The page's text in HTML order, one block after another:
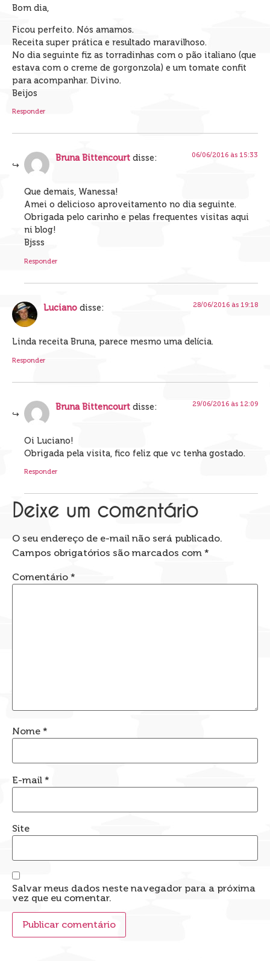
Bom dia,
Ficou perfeito. Nós amamos.
Receita super prática e resultado maravilhoso.
No dia seguinte fiz as torradinhas com o pão italiano (que
estava com o creme de gorgonzola) e um tomate confit
para acompanhar. Divino.
Beijos
Responder
Bruna Bittencourt disse: 06/06/2016 às 15:33
Que demais, Wanessa!
Amei o delicioso aproveitamento no dia seguinte.
Obrigada pelo carinho e pelas frequentes visitas aqui
ni blog!
Bjsss
Responder
Luciano disse: 28/06/2016 às 19:18
Linda receita Bruna, parece mesmo uma delícia.
Responder
Bruna Bittencourt disse: 29/06/2016 às 12:09
Oi Luciano!
Obrigada pela visita, fico feliz que vc tenha gostado.
Responder
Deixe um comentário
O seu endereço de e-mail não será publicado.
Campos obrigatórios são marcados com *
Comentário *
Nome *
E-mail *
Site
Salvar meus dados neste navegador para a próxima
vez que eu comentar.